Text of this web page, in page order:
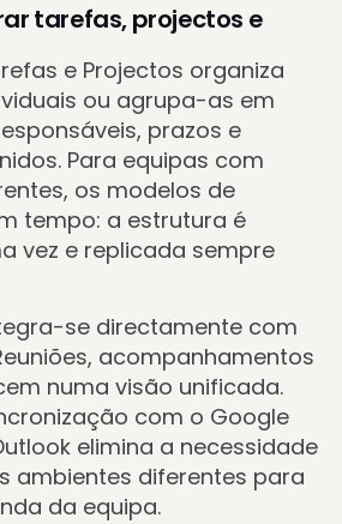
tarefas, projectos e
e Projectos organiza
ou agrupa-as em
prazos e
Para equipas com
os modelos de
tempo: a estrutura é
vez e replicada sempre
se directamente com
acompanhamentos
numa visão unificada.
com o Google
elimina a necessidade
ambientes diferentes para
da equipa.